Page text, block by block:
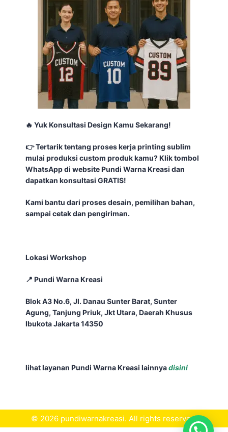
🔥 YukKonsultasi Design Kamu Sekarang!
👉Tertariktentang proses kerja printing sublim
mulai produksi custom produkkamu?Kliktombol
WhatsApp di websitePundi WarnaKreasi dan
dapatkan konsultasi GRATIS!
Kami bantu dari prosesdesain, pemilihan bahan,
sampai cetakdan pengiriman.
Lokasi Workshop
📍 Pundi WarnaKreasi
Blok A3 No.6, Jl. Danau SunterBarat, Sunter
Agung, Tanjung Priuk, Jkt Utara, Daerah Khusus
IbukotaJakarta 14350
lihatlayanan Pundi WarnaKreasi lainnyadisini
© 2026 pundiwarnakreasi. All rights reserved.